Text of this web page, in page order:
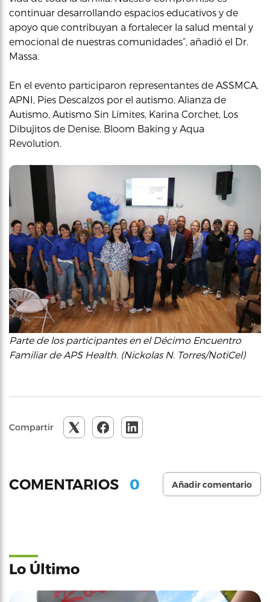
continuar desarrollando espacios educativos y de
apoyo que contribuyan a fortalecer la salud mental y
emocional de nuestras comunidades”, añadió el Dr.
Massa.
En el evento participaron representantes de ASSMCA,
APNI, Pies Descalzos por el autismo, Alianza de
Autismo, Autismo Sin Límites, Karina Corchet, Los
Dibujitos de Denise, Bloom Baking y Aqua
Revolution.
Parte de los participantes en el Décimo Encuentro
Familiar de APS Health. (Nickolas N. Torres/NotiCel)
Compartir
COMENTARIOS 0 Añadir comentario
Lo Último